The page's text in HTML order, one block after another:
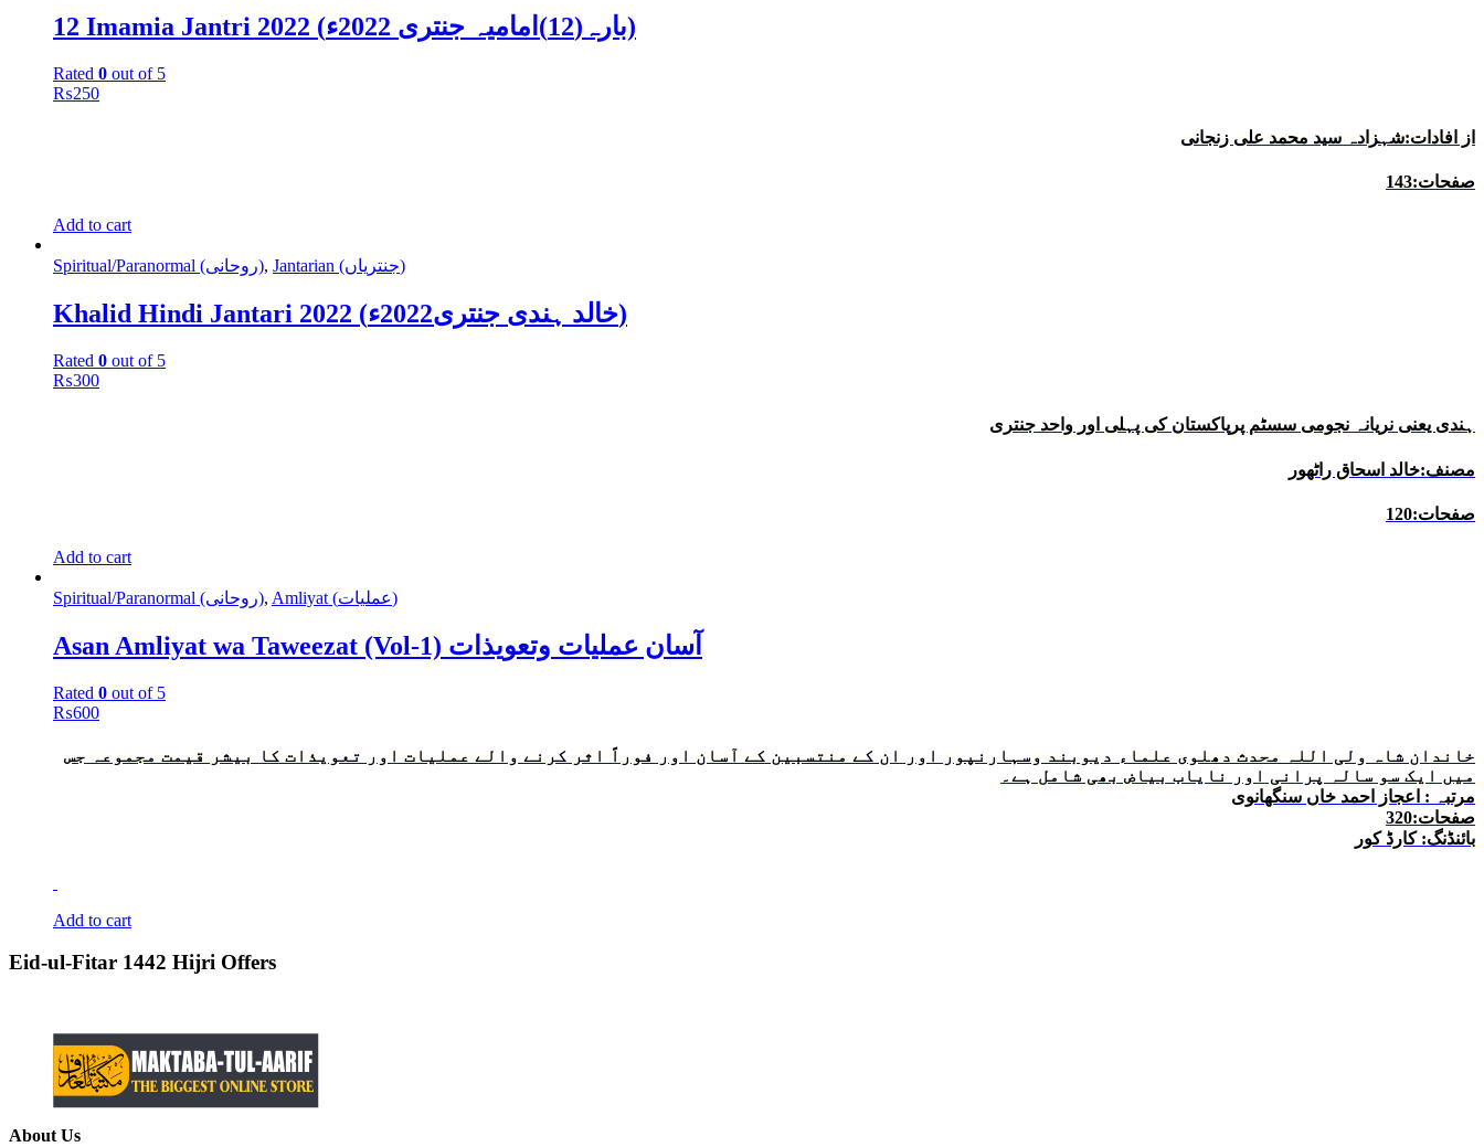
12 Imamia Jantri 2022 (بارہ(12)امامیہ جنتری 2022ء)
Rated 0 out of 5
₨250
از افادات:شہزادہ سید محمد علی زنجانی
صفحات:143
Add to cart
Spiritual/Paranormal (روحانی), Jantarian (جنتریاں)
Khalid Hindi Jantari 2022 (خالد ہندی جنتری2022ء)
Rated 0 out of 5
₨300
ہندی یعنی نریانہ نجومی سسٹم پرپاکستان کی پہلی اور واحد جنتری
مصنف:خالد اسحاق راٹھور
صفحات:120
Add to cart
Spiritual/Paranormal (روحانی), Amliyat (عملیات)
Asan Amliyat wa Taweezat (Vol-1) آسان عملیات وتعویذات
Rated 0 out of 5
₨600
خاندان شاہ ولی اللہ محدث دھلوی علماء دیوبند وسہارنپور اور ان کے منتسبین کے آسان اور فوراً اثر کرنے والے عملیات اور تعویذات کا بیشر قیمت مجموعہ جس
میں ایک سو سالہ پرانی اور نایاب بیاض بھی شامل ہے۔
مرتبہ : اعجاز احمد خاں سنگھانوی
صفحات:320
بائنڈنگ: کارڈ کور
Add to cart
Eid-ul-Fitar 1442 Hijri Offers
About Us